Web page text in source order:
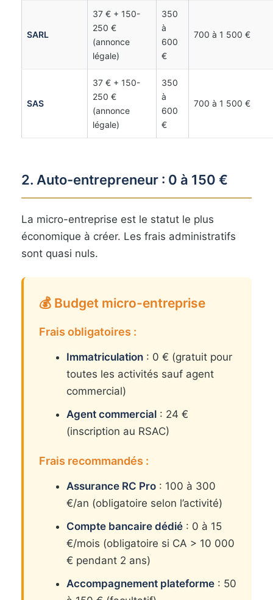
SARL
37 € + 150-
250 €
(annonce
légale)
350
à
600
€
700 à 1 500 €
SAS
37 € + 150-
250 €
(annonce
légale)
350
à
600
€
700 à 1 500 €
2. Auto-entrepreneur : 0 à 150 €
La micro-entreprise est le statut le plus
économique à créer. Les frais administratifs
sont quasi nuls.
💰 Budget micro-entreprise
Frais obligatoires :
Immatriculation : 0 € (gratuit pour
toutes les activités sauf agent
commercial)
Agent commercial : 24 €
(inscription au RSAC)
Frais recommandés :
Assurance RC Pro : 100 à 300
€/an (obligatoire selon l’activité)
Compte bancaire dédié : 0 à 15
€/mois (obligatoire si CA > 10 000
€ pendant 2 ans)
Accompagnement plateforme : 50